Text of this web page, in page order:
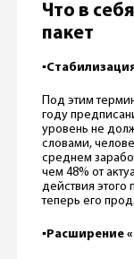
Что в
пакет
▪️
Под этим
году
уровень не
словами,
среднем
чем 48% от
действия этого
теперь его
▪️Расширение